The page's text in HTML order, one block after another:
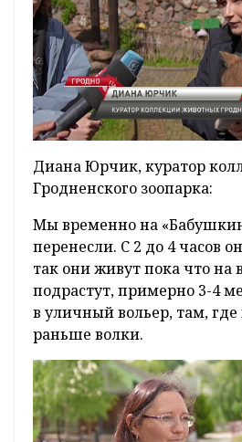
Диана Юрчик, куратор
Гродненского зоопарка:
Мы временно на
перенесли. С 2 до 4 часов
так они живут пока что на
подрастут, примерно 3-4
в уличный вольер, там,
раньше волки.